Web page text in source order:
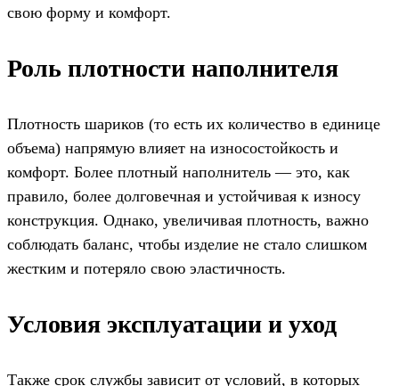
свою форму и комфорт.
Роль плотности наполнителя
Плотность шариков (то есть их количество в единице
объема) напрямую влияет на износостойкость и
комфорт. Более плотный наполнитель — это, как
правило, более долговечная и устойчивая к износу
конструкция. Однако, увеличивая плотность, важно
соблюдать баланс, чтобы изделие не стало слишком
жестким и потеряло свою эластичность.
Условия эксплуатации и уход
Также срок службы зависит от условий, в которых